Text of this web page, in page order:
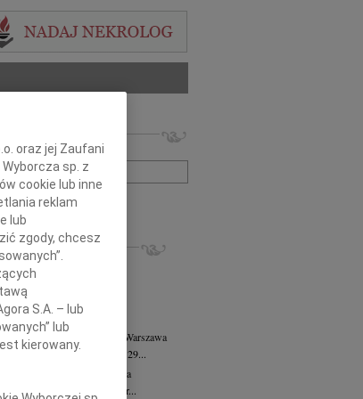
ogłoszenia:
zaawansowane
dr hab. Julii Kubisie,...
i dzielnej Marylce Butruk...
Duniec
Warszawa
przyjęliśmy wiadomość, że 29...
Warszawa
2026 roku zmarła Profesor...
oraz jej Zaufani
sp. z
cookie lub inne
reklam
lub
zgody, chcesz
S.A. – lub
lub
kierowany.